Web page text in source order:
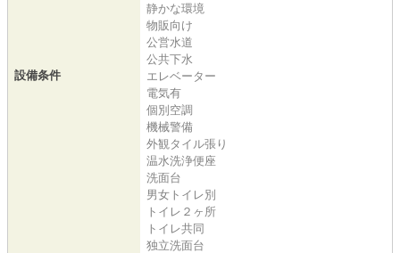
設備条件
静かな環境
物販向け
公営水道
公共下水
エレベーター
電気有
個別空調
機械警備
外観タイル張り
温水洗浄便座
洗面台
男女トイレ別
トイレ２ヶ所
トイレ共同
独立洗面台